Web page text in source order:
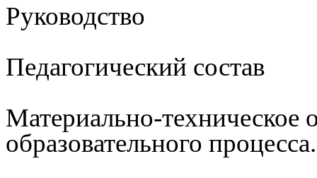
Руководство
Педагогический состав
Материально-техническое
образовательного